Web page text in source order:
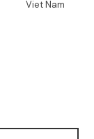
Viet Nam